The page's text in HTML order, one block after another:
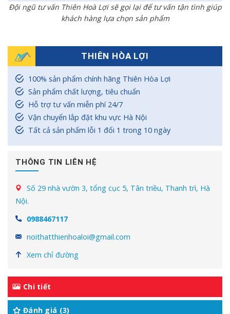
Đội ngũ tư vấn Thiên Hoà Lợi sẽ gọi lại để tư vấn tận tình giúp
khách hàng lựa chọn sản phẩm
THIÊN HÒA LỢI
100% sản phẩm chính hãng Thiên Hòa Lợi
Sản phẩm chất lượng, tiêu chuẩn
Hỗ trợ tư vấn miễn phí 24/7
Vận chuyển lắp đặt khu vực Hà Nội
Tất cả sản phẩm lỗi 1 đổi 1 trong 10 ngày
THÔNG TIN LIÊN HỆ
Số 29 nhà vườn 3, tổng cục 5, Tân triều, Thanh trì, Hà
Nội.
0988467117
noithatthienhoaloi@gmail.com
Xem chỉ đường
Chi tiết
Đánh giá (3)